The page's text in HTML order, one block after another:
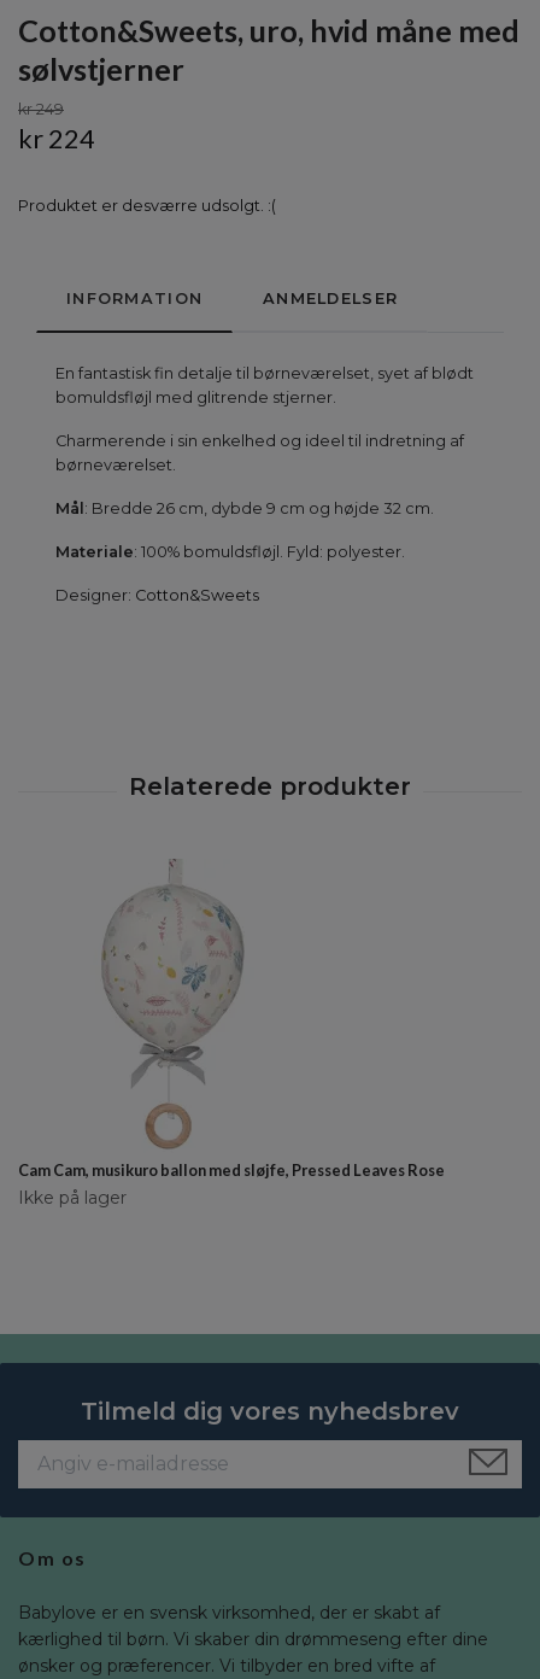
Cotton&Sweets, uro, hvid måne med
sølvstjerner
kr 249
kr 224
Produktet er desværre udsolgt. :(
INFORMATION ANMELDELSER
En fantastisk fin detalje til børneværelset, syet af blødt
bomuldsfløjl med glitrende stjerner.
Charmerende i sin enkelhed og ideel til indretning af
børneværelset.
Mål : Bredde 26 cm, dybde 9 cm og højde 32 cm.
Materiale: 100% bomuldsfløjl. Fyld: polyester.
Designer: Cotton&Sweets
Cam Cam, musikuro ballon med sløjfe, Pressed Leaves Rose
Ikke på lager
Tilmeld dig vores nyhedsbrev
Om os
Babylove er en svensk virksomhed, der er skabt af
kærlighed til børn. Vi skaber din drømmeseng efter dine
ønsker og præferencer. Vi tilbyder en bred vifte af